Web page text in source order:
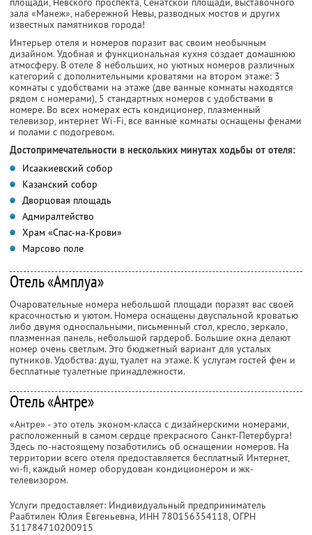
зала «Манеж», набережной Невы, разводных мостов и других
известных памятников города!
Интерьер отеля и номеров поразит вас своим необычным
дизайном. Удобная и функциональная кухня создает домашнюю
атмосферу. В отеле 8 небольших, но уютных номеров различных
категорий с дополнительными кроватями на втором этаже: 3
комнаты с удобствами на этаже (две ванные комнаты находятся
рядом с номерами), 5 стандартных номеров с удобствами в
номере. Во всех номерах есть кондиционер, плазменный
телевизор, интернет Wi-Fi, все ванные комнаты оснащены фенами
и полами с подогревом.
Достопримечательности в нескольких минутах ходьбы от отеля:
Исаакиевский собор
Казанский собор
Дворцовая площадь
Адмиралтейство
Храм «Спас-на-Крови»
Марсово поле
Отель «Амплуа»
Очаровательные номера небольшой площади поразят вас своей
красочностью и уютом. Номера оснащены двуспальной кроватью
либо двумя односпальными, письменный стол, кресло, зеркало,
плазменная панель, небольшой гардероб. Большие окна делают
номер очень светлым. Это бюджетный вариант для усталых
путников. Удобства: душ, туалет на этаже. К услугам гостей фен и
бесплатные туалетные принадлежности.
Отель «Антре»
«Антре» - это отель эконом-класса с дизайнерскими номерами,
расположенный в самом сердце прекрасного Санкт-Петербурга!
Здесь по-настоящему позаботились об оснащении номеров. На
территории всего отеля предоставляется бесплатный Интернет,
wi-fi, каждый номер оборудован кондиционером и жк-
телевизором.
Услуги предоставляет: Индивидуальный предприниматель
Раабтилен Юлия Евгеньевна, ИНН 780156354118, ОГРН
311784710200915